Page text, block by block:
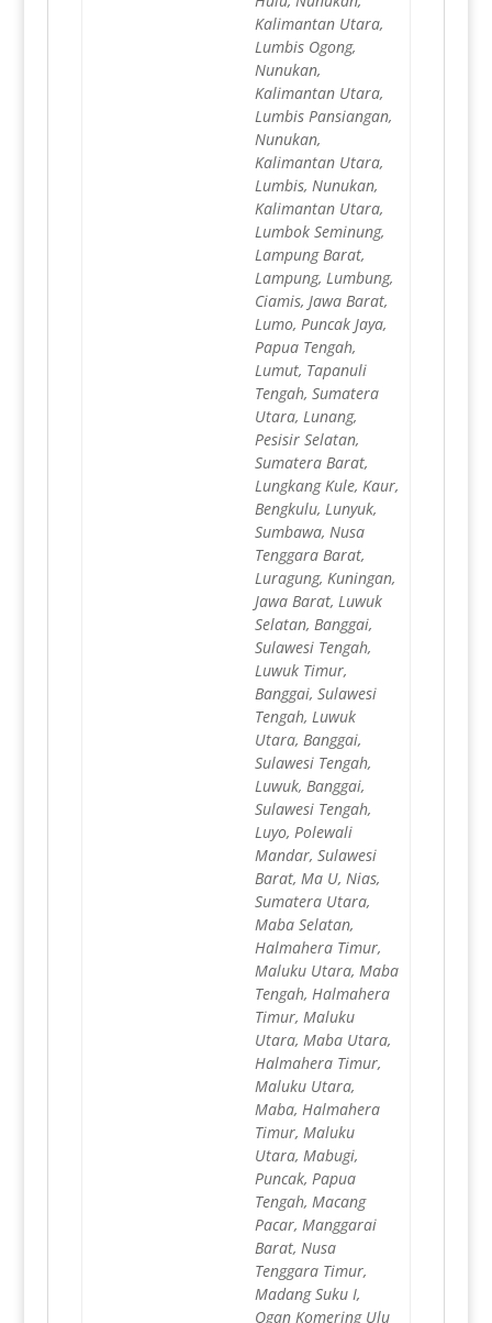
Kalimantan Utara,
Lumbis Ogong,
Nunukan,
Kalimantan Utara,
Lumbis Pansiangan,
Nunukan,
Kalimantan Utara,
Lumbis, Nunukan,
Kalimantan Utara,
Lumbok Seminung,
Lampung Barat,
Lampung, Lumbung,
Ciamis, Jawa Barat,
Lumo, Puncak Jaya,
Papua Tengah,
Lumut, Tapanuli
Tengah, Sumatera
Utara, Lunang,
Pesisir Selatan,
Sumatera Barat,
Lungkang Kule, Kaur,
Bengkulu, Lunyuk,
Sumbawa, Nusa
Tenggara Barat,
Luragung, Kuningan,
Jawa Barat, Luwuk
Selatan, Banggai,
Sulawesi Tengah,
Luwuk Timur,
Banggai, Sulawesi
Tengah, Luwuk
Utara, Banggai,
Sulawesi Tengah,
Luwuk, Banggai,
Sulawesi Tengah,
Luyo, Polewali
Mandar, Sulawesi
Barat, Ma U, Nias,
Sumatera Utara,
Maba Selatan,
Halmahera Timur,
Maluku Utara, Maba
Tengah, Halmahera
Timur, Maluku
Utara, Maba Utara,
Halmahera Timur,
Maluku Utara,
Maba, Halmahera
Timur, Maluku
Utara, Mabugi,
Puncak, Papua
Tengah, Macang
Pacar, Manggarai
Barat, Nusa
Tenggara Timur,
Madang Suku I,
Ogan Komering Ulu